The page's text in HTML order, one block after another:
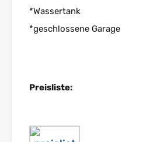
*Wassertank
*geschlossene Garage
Preisliste: